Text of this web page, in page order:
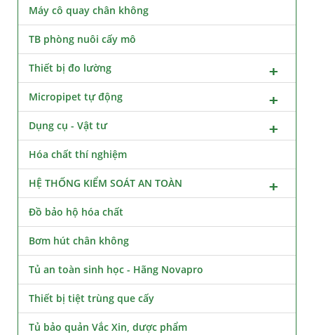
Máy cô quay chân không
TB phòng nuôi cấy mô
Thiết bị đo lường
Micropipet tự động
Dụng cụ - Vật tư
Hóa chất thí nghiệm
HỆ THỐNG KIỂM SOÁT AN TOÀN
Đồ bảo hộ hóa chất
Bơm hút chân không
Tủ an toàn sinh học - Hãng Novapro
Thiết bị tiệt trùng que cấy
Tủ bảo quản Vắc Xin, dược phẩm